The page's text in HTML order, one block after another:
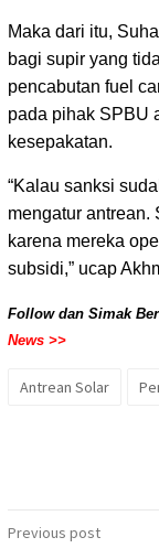
Maka dari itu,
bagi supir yang
pencabutan fuel
pada pihak SPBU
kesepakatan.
“Kalau sanksi
mengatur antrean.
karena mereka
subsidi,” ucap
Follow dan Simak
News >>
Antrean Solar
Post
Previous post